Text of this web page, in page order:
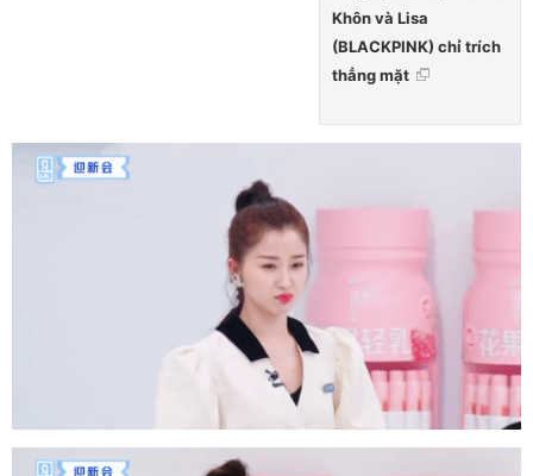
Khôn và Lisa
(BLACKPINK) chỉ trích
thẳng mặt